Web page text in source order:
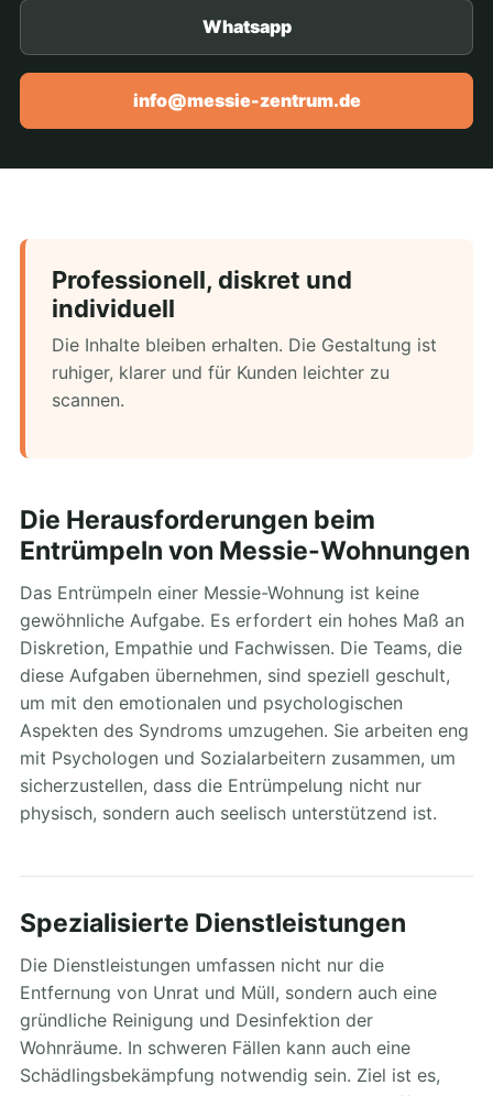
Whatsapp
info@messie-zentrum.de
Professionell, diskret und
individuell
Die Inhalte bleiben erhalten. Die Gestaltung ist
ruhiger, klarer und für Kunden leichter zu
scannen.
Die Herausforderungen beim
Entrümpeln von Messie-Wohnungen
Das Entrümpeln einer Messie-Wohnung ist keine
gewöhnliche Aufgabe. Es erfordert ein hohes Maß an
Diskretion, Empathie und Fachwissen. Die Teams, die
diese Aufgaben übernehmen, sind speziell geschult,
um mit den emotionalen und psychologischen
Aspekten des Syndroms umzugehen. Sie arbeiten eng
mit Psychologen und Sozialarbeitern zusammen, um
sicherzustellen, dass die Entrümpelung nicht nur
physisch, sondern auch seelisch unterstützend ist.
Spezialisierte Dienstleistungen
Die Dienstleistungen umfassen nicht nur die
Entfernung von Unrat und Müll, sondern auch eine
gründliche Reinigung und Desinfektion der
Wohnräume. In schweren Fällen kann auch eine
Schädlingsbekämpfung notwendig sein. Ziel ist es,